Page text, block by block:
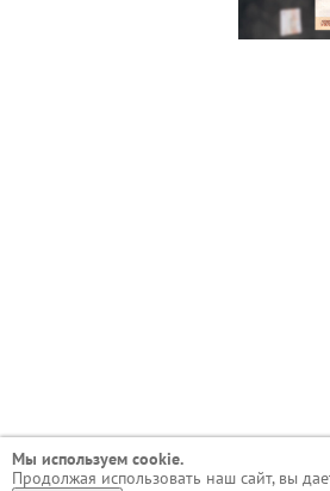
Мы используем сookie.
Продолжая использовать наш сайт, вы